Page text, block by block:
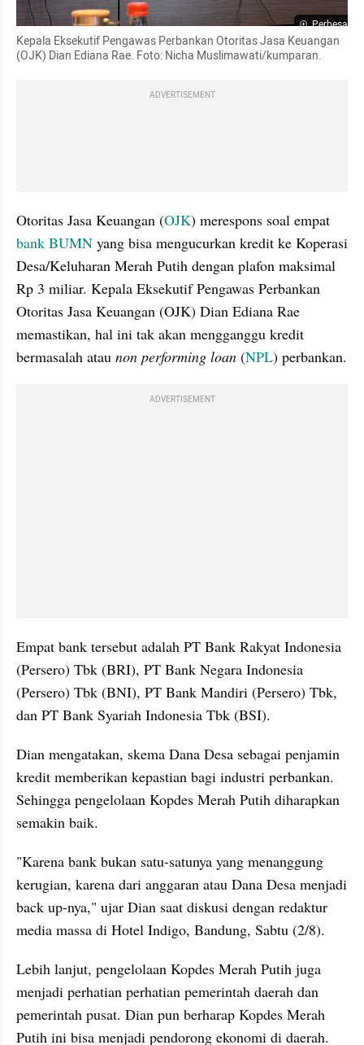
Perbesar
Kepala Eksekutif Pengawas Perbankan Otoritas Jasa Keuangan
(OJK) Dian Ediana Rae. Foto: Nicha Muslimawati/kumparan.
ADVERTISEMENT
Otoritas Jasa Keuangan (OJK
bank BUMN yang bisa mengucurkan kredit ke Koperasi
Desa/Keluharan Merah Putih dengan plafon maksimal
Rp 3 miliar. Kepala Eksekutif Pengawas Perbankan
Otoritas Jasa Keuangan (OJK) Dian Ediana Rae
memastikan, hal ini tak akan mengganggu kredit
bermasalah atau non performing loan (NPL
ADVERTISEMENT
Empat bank tersebut adalah PT Bank Rakyat Indonesia
(Persero) Tbk (BRI), PT Bank Negara Indonesia
(Persero) Tbk (BNI), PT Bank Mandiri (Persero) Tbk,
dan PT Bank Syariah Indonesia Tbk (BSI).
Dian mengatakan, skema Dana Desa sebagai penjamin
kredit memberikan kepastian bagi industri perbankan.
Sehingga pengelolaan Kopdes Merah Putih diharapkan
semakin baik.
"Karena bank bukan satu-satunya yang menanggung
kerugian, karena dari anggaran atau Dana Desa menjadi
back up-nya," ujar Dian saat diskusi dengan redaktur
media massa di Hotel Indigo, Bandung, Sabtu (2/8).
Lebih lanjut, pengelolaan Kopdes Merah Putih juga
menjadi perhatian perhatian pemerintah daerah dan
pemerintah pusat. Dian pun berharap Kopdes Merah
Putih ini bisa menjadi pendorong ekonomi di daerah.